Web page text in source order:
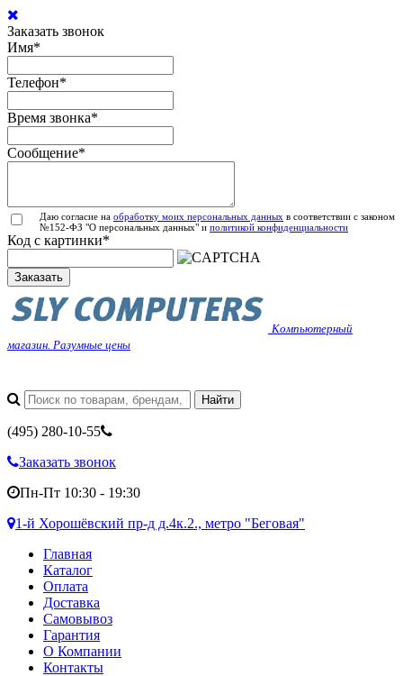
Заказать звонок
Имя*
Телефон*
Время звонка*
Сообщение*
Даю согласие на обработку моих персональных данных в соответствии с законом
№152-ФЗ "О персональных данных" и политикой конфиденциальности
Код с картинки*
Заказать
Компьютерный
магазин. Разумные цены
(495) 280-10-55
Заказать звонок
Пн-Пт 10:30 - 19:30
1-й Хорошёвский пр-д д.4к.2., метро "Беговая"
Главная
Каталог
Оплата
Доставка
Самовывоз
Гарантия
О Компании
Контакты